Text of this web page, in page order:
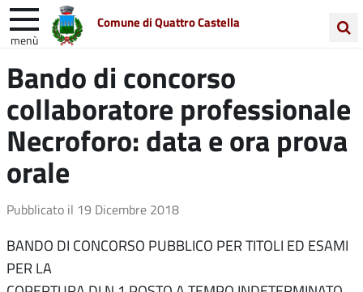
Comune di Quattro Castella
menù
nel
sito
Entra in Comune
Unione Colline Matildiche
Bando di concorso
collaboratore professionale
Necroforo: data e ora prova
orale
Pubblicato il 19 Dicembre 2018
BANDO DI CONCORSO PUBBLICO PER TITOLI ED ESAMI
PER LA